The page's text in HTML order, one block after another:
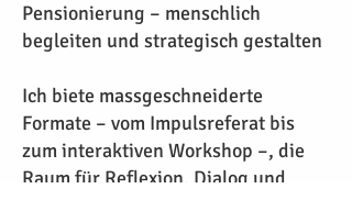
Pensionierung – menschlich
begleiten und strategisch gestalten
Ich biete massgeschneiderte
Formate – vom Impulsreferat bis
zum interaktiven Workshop –, die
Raum für Reflexion, Dialog und